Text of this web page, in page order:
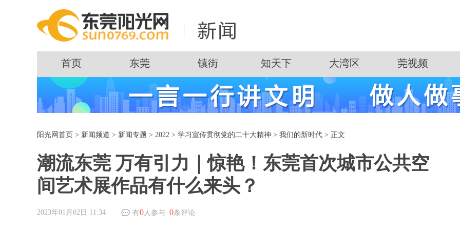
首页 东莞 镇街 知天下 大湾区 莞视频
阳光网首页 > 新闻频道 > 新闻专题 > 2022 > 学习宣传贯彻党的二十大精神 > 我们的新时代 > 正文
潮流东莞 万有引力｜惊艳！东莞首次城市公共空
间艺术展作品有什么来头？
2023年01月02日 11:34 有0人参与 0条评论